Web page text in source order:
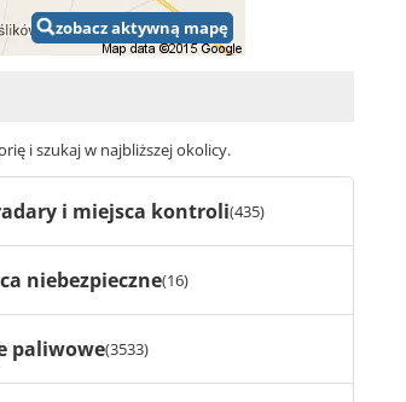
zobacz aktywną mapę
i szukaj w najbliższej okolicy.
i miejsca kontroli(435)
niebezpieczne(16)
paliwowe(3533)